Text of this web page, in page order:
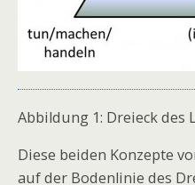
Abbildung 1: Dreieck des
Diese beiden Konzepte
auf der Bodenlinie des